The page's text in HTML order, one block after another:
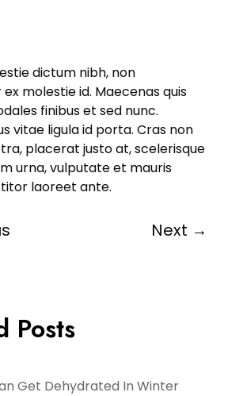
dictum nibh, non
molestie id. Maecenas quis
finibus et sed nunc.
vitae ligula id porta. Cras non
placerat justo at, scelerisque
urna, vulputate et mauris
laoreet ante.
Next →
Posts